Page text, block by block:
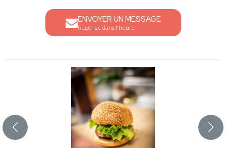
ENVOYER UN MESSAGE
Réponse dans l'heure